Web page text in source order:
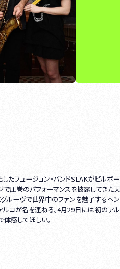
たフュージョン・バンドSLAKがビルボ
圧巻のパフォーマンスを披露してきた
ーヴで世界中のファンを魅了するヘン
ルコが名を連ねる。4月29日には初の
感してほしい。